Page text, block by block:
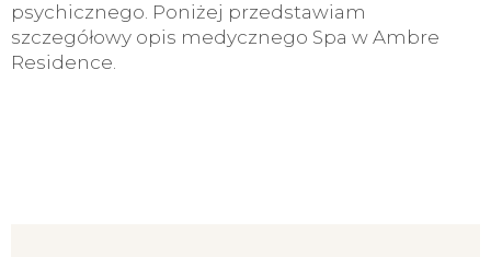
psychicznego. Poniżej przedstawiam
szczegółowy opis medycznego Spa w Ambre
Residence.